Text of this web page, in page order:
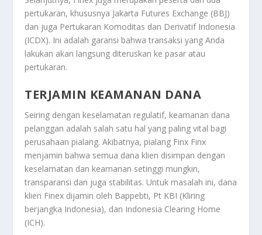
pertukaran, khususnya Jakarta Futures Exchange (BBJ)
dan juga Pertukaran Komoditas dan Derivatif Indonesia
(ICDX). Ini adalah garansi bahwa transaksi yang Anda
lakukan akan langsung diteruskan ke pasar atau
pertukaran.
TERJAMIN KEAMANAN DANA
Seiring dengan keselamatan regulatif, keamanan dana
pelanggan adalah salah satu hal yang paling vital bagi
perusahaan pialang. Akibatnya, pialang Finx Finx
menjamin bahwa semua dana klien disimpan dengan
keselamatan dan keamanan setinggi mungkin,
transparansi dan juga stabilitas. Untuk masalah ini, dana
klien Finex dijamin oleh Bappebti, Pt KBI (Kliring
berjangka Indonesia), dan Indonesia Clearing Home
(ICH).